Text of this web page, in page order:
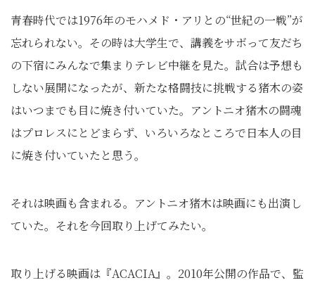
青春時代では1976年のモハメド・アリとの“世紀の一戦”が
忘れられない。その時は大学生で、講義をサボって友だち
の下宿にみんなで集まりテレビ中継を見た。試合は予想も
しない展開になったが、新たな格闘技に挑戦する猪木の姿
はいつまでも目に焼き付いていた。アントニオ猪木の闘魂
はプロレスにとどまらず、いろいろなところで日本人の目
に焼き付いていたと思う。
それは映画も含まれる。アントニオ猪木は映画にも出演し
ていた。それを今回取り上げてみたい。
取り上げる映画は『ACACIA』。2010年公開の作品で、監